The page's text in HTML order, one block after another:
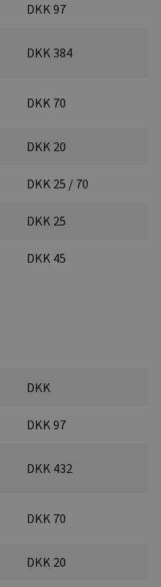
DKK 97
DKK 384
DKK 70
DKK 20
DKK 25 / 70
DKK 25
DKK 45
DKK
DKK 97
DKK 432
DKK 70
DKK 20